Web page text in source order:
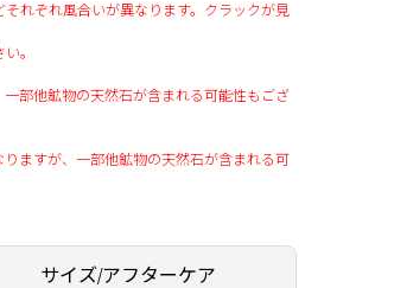
れぞれ風合いが異なります。クラックが見
。
部他鉱物の天然石が含まれる可能性もござ
ますが、一部他鉱物の天然石が含まれる可
サイズ/アフターケア